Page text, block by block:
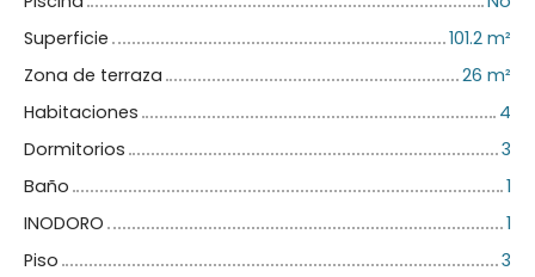
Superficie
101.2 m²
Zona de terraza
26 m²
Habitaciones
4
Dormitorios
3
Baño
1
INODORO
1
Piso
3